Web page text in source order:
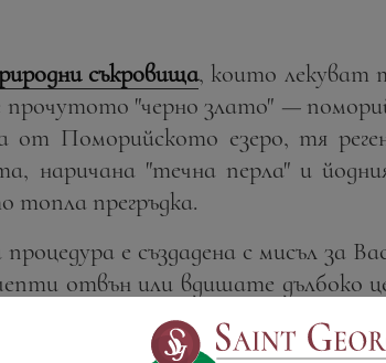
съкровища, които лекуват
"черно злато" —
от Поморийското езеро, тя
наричана "течна перла" и
топла прегръдка.
процедура е създадена с мисъл за
отвън или вдишате дълбоко
това е връзка с природата, която